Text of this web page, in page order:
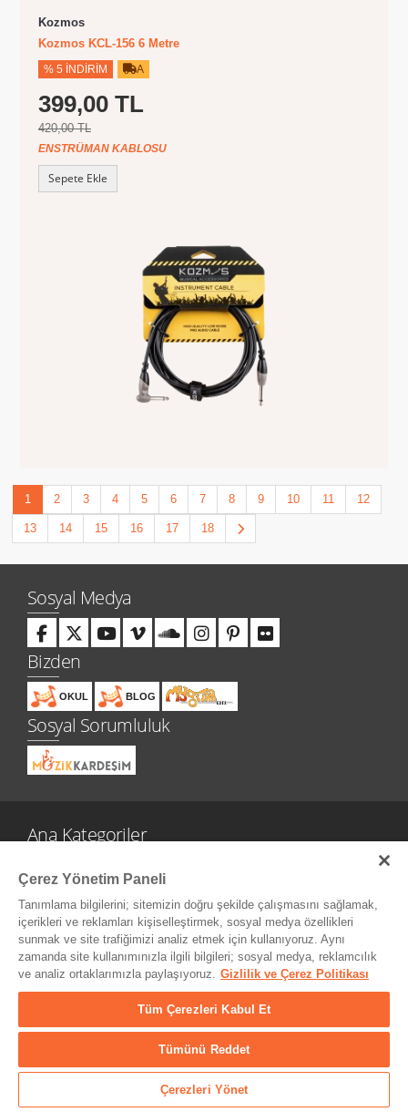
Kozmos
Kozmos KCL-156 6 Metre
% 5 İNDIRIM A
399,00 TL
420,00 TL
ENSTRÜMAN KABLOSU
Sepete Ekle
1 2 3 4 5 6 7 8 9 10 11 12
13 14 15 16 17 18
Sosyal Medya
Bizden
OKUL BLOG
Sosyal Sorumluluk
Ana Kategoriler
Sahne ve Stüdyo
Aksesuarlar
Tuşlu Çalgılar
Vurmalı Çalgılar
Yaylı Çalgılar
Nefesli Çalgılar
Türk Müziği Enstrümanları
Kitap
Çerez Yönetim Paneli
Tanımlama bilgilerini; sitemizin doğru şekilde çalışmasını sağlamak,
içerikleri ve reklamları kişiselleştirmek, sosyal medya özellikleri
sunmak ve site trafiğimizi analiz etmek için kullanıyoruz. Aynı
zamanda site kullanımınızla ilgili bilgileri; sosyal medya, reklamcılık
ve analiz ortaklarımızla paylaşıyoruz. Gizlilik ve Çerez Politikası
Tüm Çerezleri Kabul Et
Tümünü Reddet
Çerezleri Yönet